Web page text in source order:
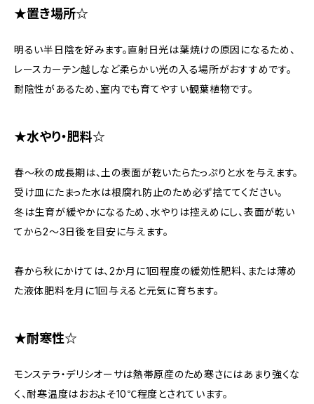
★置き場所☆
明るい半日陰を好みます。直射日光は葉焼けの原因になるため、
レースカーテン越しなど柔らかい光の入る場所がおすすめです。
耐陰性があるため、室内でも育てやすい観葉植物です。
★水やり・肥料☆
春〜秋の成長期は、土の表面が乾いたらたっぷりと水を与えます。
受け皿にたまった水は根腐れ防止のため必ず捨ててください。
冬は生育が緩やかになるため、水やりは控えめにし、表面が乾い
てから2〜3日後を目安に与えます。
春から秋にかけては、2か月に1回程度の緩効性肥料、または薄め
た液体肥料を月に1回与えると元気に育ちます。
★耐寒性☆
モンステラ・デリシオーサは熱帯原産のため寒さにはあまり強くな
く、耐寒温度はおおよそ10℃程度とされています。